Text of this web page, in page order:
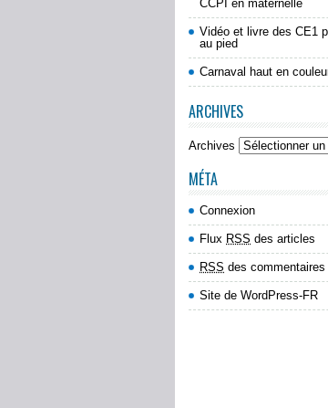
CCPI en maternelle
Vidéo et livre des CE1
au pied
Carnaval haut en
ARCHIVES
Archives
MÉTA
Connexion
Flux RSS des articles
RSS des commentaires
Site de WordPress-FR